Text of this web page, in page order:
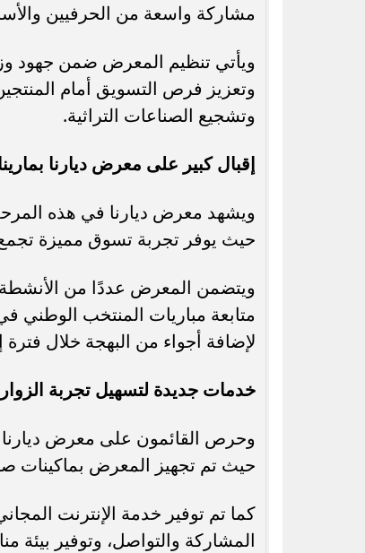
مشاركة واسعة من الحرفيين
ويأتي تنظيم المعرض ضمن جهود
وتعزيز فرص التسويق أمام
وتشجيع الصناعات التراثية.
إقبال كبير على معرض ديارنا
ويشهد معرض ديارنا في هذه
حيث يوفر تجربة تسوق مميزة تجمع
ويتضمن المعرض عددًا من الأنشطة
متابعة مباريات المنتخب الوطني
لإضافة أجواء من البهجة خلال
خدمات جديدة لتسهيل تجربة الزوار
وحرص القائمون على معرض ديارنا
حيث تم تجهيز المعرض بماكينات
كما تم توفير خدمة الإنترنت
المشاركة والتواصل، وتوفير بيئة
الدور الثاني بالقاهرة 2026
تفاصيل